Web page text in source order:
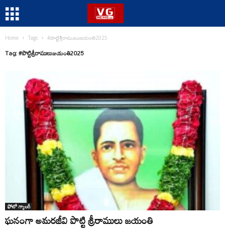
Home Tags #పొట్టిశ్రీరాములుజయంతి2025
Tag: #పొట్టిశ్రీరాములుజయంతి2025
ఫోటో గ్యాలరీ
ఘనంగా అమరజీవి పొట్టి శ్రీరాములు జయంతి